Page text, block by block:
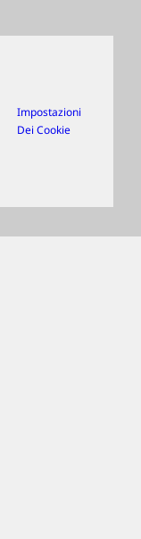
Impostazioni
Dei Cookie